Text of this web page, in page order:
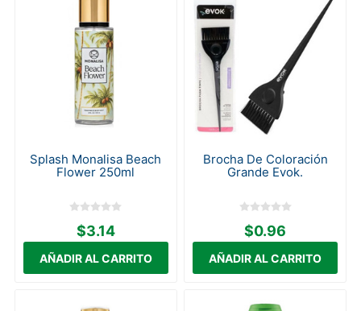
Splash Monalisa Beach
Flower 250ml
$3.14
Brocha De Coloración
Grande Evok.
$0.96